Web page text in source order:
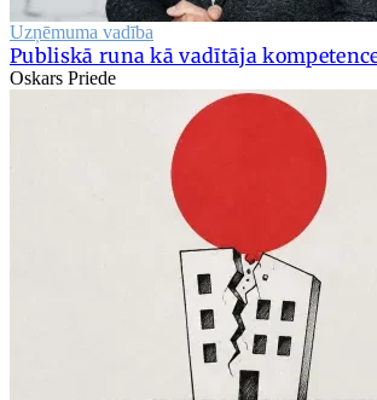
Uzņēmuma vadība
Publiskā runa kā vadītāja
Oskars Priede